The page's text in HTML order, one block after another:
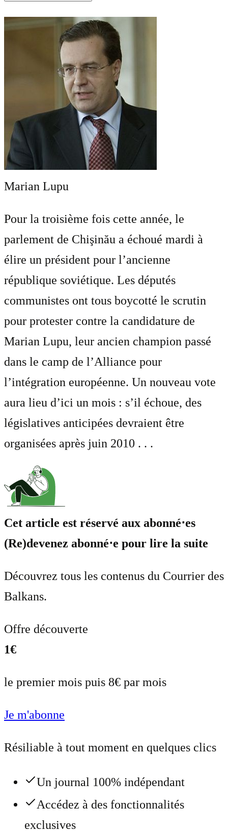
Marian Lupu
Pour la troisième fois cette année, le
parlement de Chişinău a échoué mardi à
élire un président pour l’ancienne
république soviétique. Les députés
communistes ont tous boycotté le scrutin
pour protester contre la candidature de
Marian Lupu, leur ancien champion passé
dans le camp de l’Alliance pour
l’intégration européenne. Un nouveau vote
aura lieu d’ici un mois : s’il échoue, des
législatives anticipées devraient être
organisées après juin 2010 . . .
Cet article est réservé aux abonné⋅es
(Re)devenez abonné⋅e pour lire la suite
Découvrez tous les contenus du Courrier des
Balkans.
Offre découverte
1€
le premier mois puis 8€ par mois
Je m'abonne
Résiliable à tout moment en quelques clics
Un journal 100% indépendant
Accédez à des fonctionnalités
exclusives